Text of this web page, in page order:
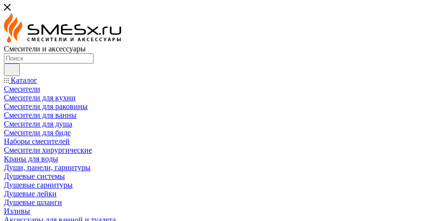
Смесители и аксессуары
Каталог
Смесители
Смесители для кухни
Смесители для раковины
Смесители для ванны
Смесители для душа
Смесители для биде
Наборы смесителей
Смесители хирургические
Краны для воды
Души, панели, гарнитуры
Душевые системы
Душевые гарнитуры
Душевые лейки
Душевые шланги
Изливы